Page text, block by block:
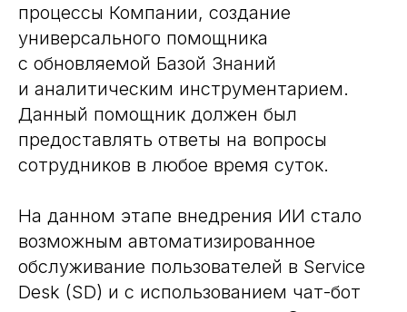
процессы Компании, создание
универсального помощника
с обновляемой Базой Знаний
и аналитическим инструментарием.
Данный помощник должен был
предоставлять ответы на вопросы
сотрудников в любое время суток.
На данном этапе внедрения ИИ стало
возможным автоматизированное
обслуживание пользователей в Service
Desk (SD) и с использованием чат-бот